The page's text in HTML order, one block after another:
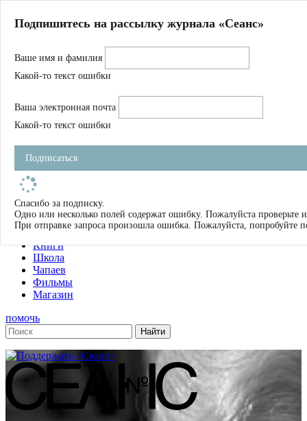
Магазин
Журнал
Школа
Устав
Фильмы
Имена
Тэги
О нас
Журнал
Книги
Школа
Чапаев
Фильмы
Магазин
помочь
Подпишитесь на рассылку журнала «Сеанс»
Ваше имя и фамилия
Какой-то текст ошибки
Ваша электронная почта
Какой-то текст ошибки
Подписаться
Спасибо за подписку.
Одно или несколько полей содержат ошибку. Пожалуйста проверьте
При отправке запроса произошла ошибка. Пожалуйста, попробуйте